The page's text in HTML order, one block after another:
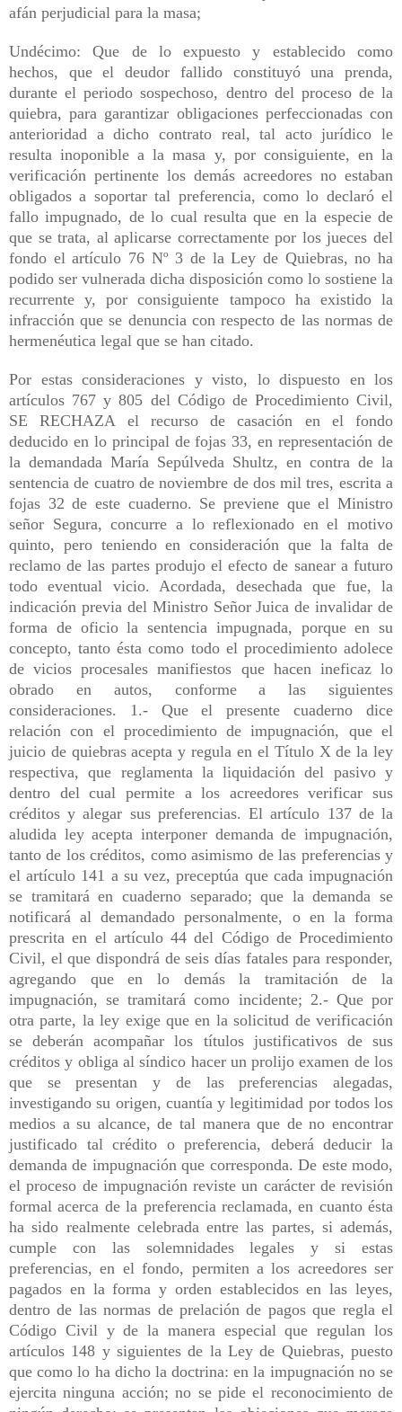
afán perjudicial para la masa;
Undécimo: Que de lo expuesto y establecido como
hechos, que el deudor fallido constituyó una prenda,
durante el periodo sospechoso, dentro del proceso de la
quiebra, para garantizar obligaciones perfeccionadas con
anterioridad a dicho contrato real, tal acto jurídico le
resulta inoponible a la masa y, por consiguiente, en la
verificación pertinente los demás acreedores no estaban
obligados a soportar tal preferencia, como lo declaró el
fallo impugnado, de lo cual resulta que en la especie de
que se trata, al aplicarse correctamente por los jueces del
fondo el artículo 76 Nº 3 de la Ley de Quiebras, no ha
podido ser vulnerada dicha disposición como lo sostiene la
recurrente y, por consiguiente tampoco ha existido la
infracción que se denuncia con respecto de las normas de
hermenéutica legal que se han citado.
Por estas consideraciones y visto, lo dispuesto en los
artículos 767 y 805 del Código de Procedimiento Civil,
SE RECHAZA el recurso de casación en el fondo
deducido en lo principal de fojas 33, en representación de
la demandada María Sepúlveda Shultz, en contra de la
sentencia de cuatro de noviembre de dos mil tres, escrita a
fojas 32 de este cuaderno. Se previene que el Ministro
señor Segura, concurre a lo reflexionado en el motivo
quinto, pero teniendo en consideración que la falta de
reclamo de las partes produjo el efecto de sanear a futuro
todo eventual vicio. Acordada, desechada que fue, la
indicación previa del Ministro Señor Juica de invalidar de
forma de oficio la sentencia impugnada, porque en su
concepto, tanto ésta como todo el procedimiento adolece
de vicios procesales manifiestos que hacen ineficaz lo
obrado en autos, conforme a las siguientes
consideraciones. 1.- Que el presente cuaderno dice
relación con el procedimiento de impugnación, que el
juicio de quiebras acepta y regula en el Título X de la ley
respectiva, que reglamenta la liquidación del pasivo y
dentro del cual permite a los acreedores verificar sus
créditos y alegar sus preferencias. El artículo 137 de la
aludida ley acepta interponer demanda de impugnación,
tanto de los créditos, como asimismo de las preferencias y
el artículo 141 a su vez, preceptúa que cada impugnación
se tramitará en cuaderno separado; que la demanda se
notificará al demandado personalmente, o en la forma
prescrita en el artículo 44 del Código de Procedimiento
Civil, el que dispondrá de seis días fatales para responder,
agregando que en lo demás la tramitación de la
impugnación, se tramitará como incidente; 2.- Que por
otra parte, la ley exige que en la solicitud de verificación
se deberán acompañar los títulos justificativos de sus
créditos y obliga al síndico hacer un prolijo examen de los
que se presentan y de las preferencias alegadas,
investigando su origen, cuantía y legitimidad por todos los
medios a su alcance, de tal manera que de no encontrar
justificado tal crédito o preferencia, deberá deducir la
demanda de impugnación que corresponda. De este modo,
el proceso de impugnación reviste un carácter de revisión
formal acerca de la preferencia reclamada, en cuanto ésta
ha sido realmente celebrada entre las partes, si además,
cumple con las solemnidades legales y si estas
preferencias, en el fondo, permiten a los acreedores ser
pagados en la forma y orden establecidos en las leyes,
dentro de las normas de prelación de pagos que regla el
Código Civil y de la manera especial que regulan los
artículos 148 y siguientes de la Ley de Quiebras, puesto
que como lo ha dicho la doctrina: en la impugnación no se
ejercita ninguna acción; no se pide el reconocimiento de